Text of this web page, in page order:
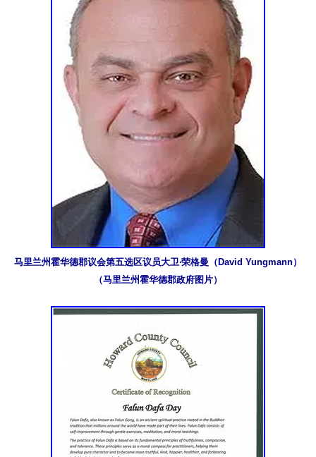
马里兰州霍华德郡议会第五选区议员大卫‧荣格曼（David Yungmann）
（马里兰州霍华德郡政府图片）